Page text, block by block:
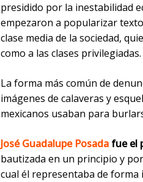
presidido por la inestabilidad
empezaron a popularizar
clase media de la sociedad,
como a las clases privilegiadas.
La forma más común de
imágenes de calaveras y
mexicanos usaban para
José Guadalupe Posada fue el
bautizada en un principio y por
cual él representaba de forma